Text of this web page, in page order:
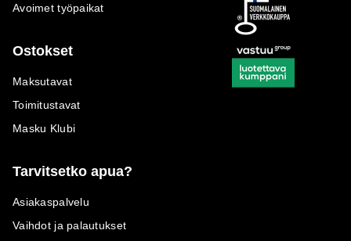
Avoimet työpaikat
Ostokset
Maksutavat
Toimitustavat
Masku Klubi
Tarvitsetko apua?
Asiakaspalvelu
Vaihdot ja palautukset